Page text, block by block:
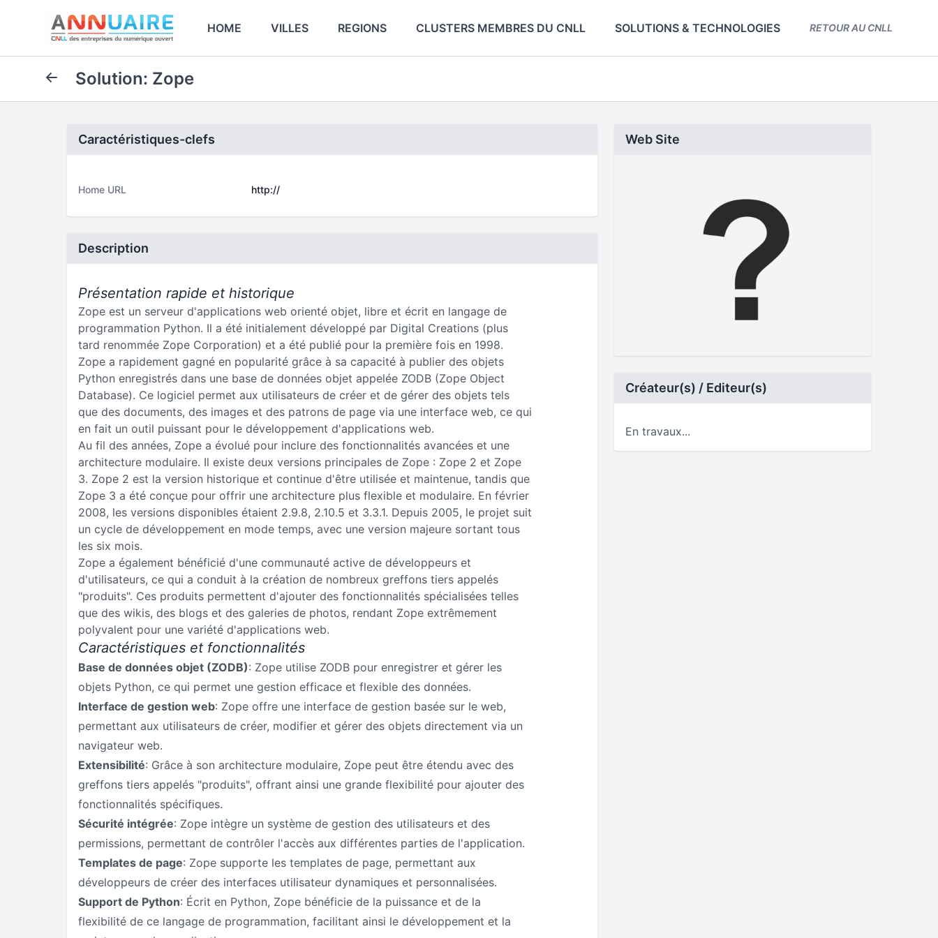
HOME VILLES REGIONS CLUSTERS MEMBRES DU CNLL SOLUTIONS & TECHNOLOGIES RETOUR AU CNLL
Solution: Zope
Caractéristiques-clefs
Home URL http://
Description
Présentation rapide et historique
Zope est un serveur d'applications web orienté objet, libre et écrit en langage de
programmation Python. Il a été initialement développé par Digital Creations (plus
tard renommée Zope Corporation) et a été publié pour la première fois en 1998.
Zope a rapidement gagné en popularité grâce à sa capacité à publier des objets
Python enregistrés dans une base de données objet appelée ZODB (Zope Object
Database). Ce logiciel permet aux utilisateurs de créer et de gérer des objets tels
que des documents, des images et des patrons de page via une interface web, ce qui
en fait un outil puissant pour le développement d'applications web.
Au fil des années, Zope a évolué pour inclure des fonctionnalités avancées et une
architecture modulaire. Il existe deux versions principales de Zope : Zope 2 et Zope
3. Zope 2 est la version historique et continue d'être utilisée et maintenue, tandis que
Zope 3 a été conçue pour offrir une architecture plus flexible et modulaire. En février
2008, les versions disponibles étaient 2.9.8, 2.10.5 et 3.3.1. Depuis 2005, le projet suit
un cycle de développement en mode temps, avec une version majeure sortant tous
les six mois.
Zope a également bénéficié d'une communauté active de développeurs et
d'utilisateurs, ce qui a conduit à la création de nombreux greffons tiers appelés
"produits". Ces produits permettent d'ajouter des fonctionnalités spécialisées telles
que des wikis, des blogs et des galeries de photos, rendant Zope extrêmement
polyvalent pour une variété d'applications web.
Caractéristiques et fonctionnalités
Base de données objet (ZODB): Zope utilise ZODB pour enregistrer et gérer les
objets Python, ce qui permet une gestion efficace et flexible des données.
Interface de gestion web: Zope offre une interface de gestion basée sur le web,
permettant aux utilisateurs de créer, modifier et gérer des objets directement via un
navigateur web.
Extensibilité: Grâce à son architecture modulaire, Zope peut être étendu avec des
greffons tiers appelés "produits", offrant ainsi une grande flexibilité pour ajouter des
fonctionnalités spécifiques.
Sécurité intégrée: Zope intègre un système de gestion des utilisateurs et des
permissions, permettant de contrôler l'accès aux différentes parties de l'application.
Templates de page: Zope supporte les templates de page, permettant aux
développeurs de créer des interfaces utilisateur dynamiques et personnalisées.
Support de Python: Écrit en Python, Zope bénéficie de la puissance et de la
flexibilité de ce langage de programmation, facilitant ainsi le développement et la
Web Site
Créateur(s) / Editeur(s)
En travaux...